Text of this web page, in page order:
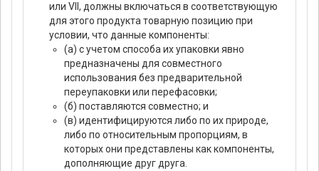
или VII, должны включаться в соответствующую
для этого продукта товарную позицию при
условии, что данные компоненты:
(а) с учетом способа их упаковки явно
предназначены для совместного
использования без предварительной
переупаковки или перефасовки;
(б) поставляются совместно; и
(в) идентифицируются либо по их природе,
либо по относительным пропорциям, в
которых они представлены как компоненты,
дополняющие друг друга.